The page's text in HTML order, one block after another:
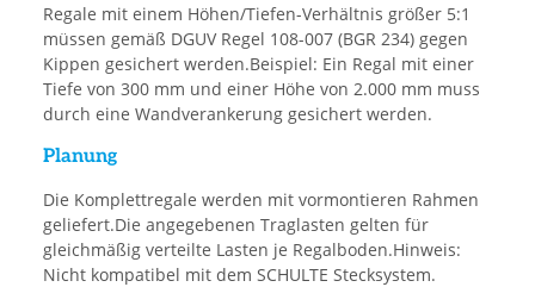
Regale mit einem Höhen/Tiefen-Verhältnis größer 5:1
müssen gemäß DGUV Regel 108-007 (BGR 234) gegen
Kippen gesichert werden.Beispiel: Ein Regal mit einer
Tiefe von 300 mm und einer Höhe von 2.000 mm muss
durch eine Wandverankerung gesichert werden.
Planung
Die Komplettregale werden mit vormontieren Rahmen
geliefert.Die angegebenen Traglasten gelten für
gleichmäßig verteilte Lasten je Regalboden.Hinweis:
Nicht kompatibel mit dem SCHULTE Stecksystem.